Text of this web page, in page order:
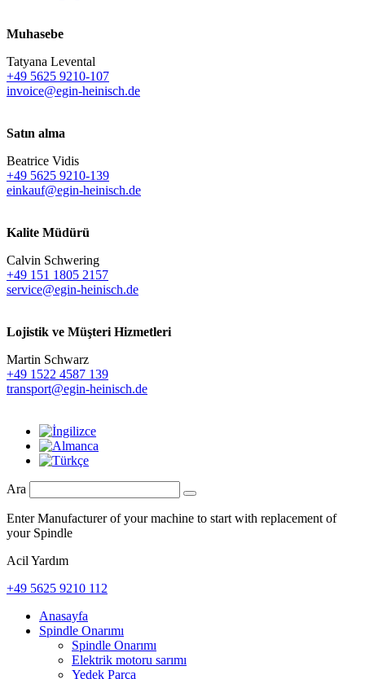
Muhasebe
Tatyana Levental
+49 5625 9210-107
invoice@egin-heinisch.de
Satın alma
Beatrice Vidis
+49 5625 9210-139
einkauf@egin-heinisch.de
Kalite Müdürü
Calvin Schwering
+49 151 1805 2157
service@egin-heinisch.de
Lojistik ve Müşteri Hizmetleri
Martin Schwarz
+49 1522 4587 139
transport@egin-heinisch.de
Ara
Enter Manufacturer of your machine to start with replacement of
your Spindle
Acil Yardım
+49 5625 9210 112
Anasayfa
Spindle Onarımı
Spindle Onarımı
Elektrik motoru sarımı
Yedek Parça